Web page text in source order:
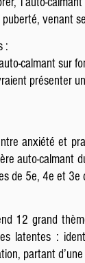
venant
:
calmant sur
présenter
anxiété et
auto-
de 5e, 4e et 3e
12 grand
latentes :
partant